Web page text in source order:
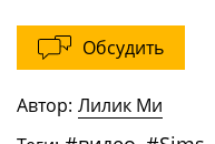
Обсудить
Автор: Лилик Ми